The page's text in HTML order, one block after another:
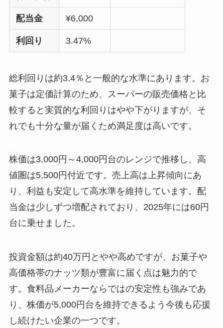
配当金 ¥6,000
利回り 3.47%
総利回りは約3.4％と一般的な水準にあります。お
菓子は定価計算のため、スーパーの販売価格と比
較すると実質的な利回りはやや下がりますが、そ
れでも十分な量が届くため満足度は高いです。
株価は3,000円～4,000円台のレンジで推移し、高
値圏は5,500円付近です。売上高は上昇傾向にあ
り、利益も安定して高水準を維持しています。配
当金は少しずつ増配されており、2025年には60円
台に乗せました。
投資金額は約40万円とやや高めですが、お菓子や
高価格帯のナッツ類が豊富に届く点は魅力的で
す。食料品メーカーならではの安定性も強みであ
り、株価が5,000円台を維持できるよう今後も応援
し続けたい企業の一つです。